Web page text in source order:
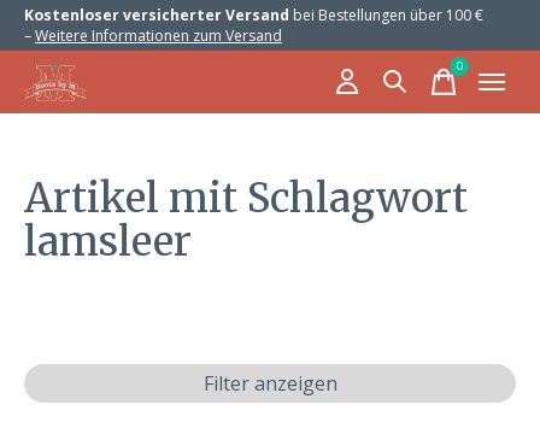
Kostenloser versicherter Versand bei Bestellungen über 100 €
–Weitere Informationen zum Versand
0items
Artikel mit Schlagwort
lamsleer
Filter anzeigen